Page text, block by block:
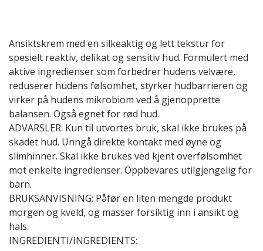
Ansiktskrem med en silkeaktig og lett tekstur for
spesielt reaktiv, delikat og sensitiv hud. Formulert med
aktive ingredienser som forbedrer hudens velvære,
reduserer hudens følsomhet, styrker hudbarrieren og
virker på hudens mikrobiom ved å gjenopprette
balansen. Også egnet for rød hud.
ADVARSLER: Kun til utvortes bruk, skal ikke brukes på
skadet hud. Unngå direkte kontakt med øyne og
slimhinner. Skal ikke brukes ved kjent overfølsomhet
mot enkelte ingredienser. Oppbevares utilgjengelig for
barn.
BRUKSANVISNING: Påfør en liten mengde produkt
morgen og kveld, og masser forsiktig inn i ansikt og
hals.
INGREDIENTI/INGREDIENTS: